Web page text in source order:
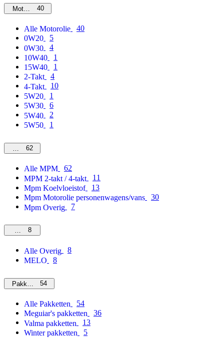
Motorolie40
Alle Motorolie
40
0W20
5
0W30
4
10W40
1
15W40
1
2-Takt
4
4-Takt
10
5W20
1
5W30
6
5W40
2
5W50
1
MPM62
Alle MPM
62
MPM 2-takt / 4-takt
11
Mpm Koelvloeistof
13
Mpm Motorolie personenwagens/vans
30
Mpm Overig
7
Overig
8
Alle Overig
8
MELO
8
Pakketten54
Alle Pakketten
54
Meguiar's pakketten
36
Valma pakketten
13
Winter pakketten
5